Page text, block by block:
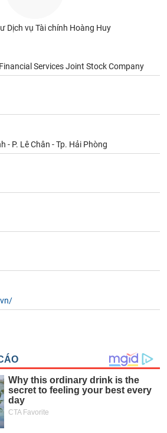
Dịch vụ Tài chính Hoàng Huy
Services Joint Stock Company
- P. Lê Chân - Tp. Hải Phòng